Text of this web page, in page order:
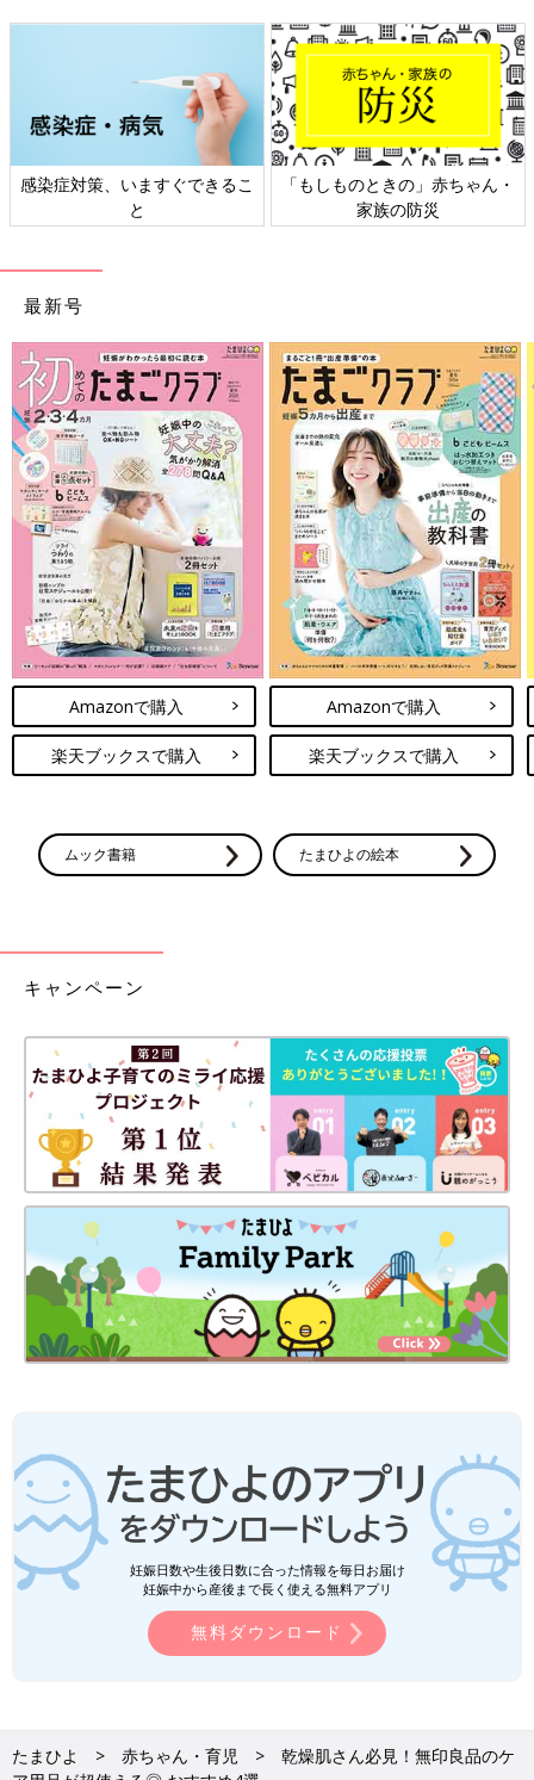
感染症対策、いますぐできるこ
と
「もしものときの」赤ちゃん・
家族の防災
最新号
Amazonで購入
楽天ブックスで購入
Amazonで購入
楽天ブックスで購入
ムック書籍 たまひよの絵本
キャンペーン
妊娠日数や生後日数に合った情報を毎日お届け
妊娠中から産後まで長く使える無料アプリ
無料ダウンロード
たまひよ 赤ちゃん・育児
乾燥肌さん必見！無印良品のケ